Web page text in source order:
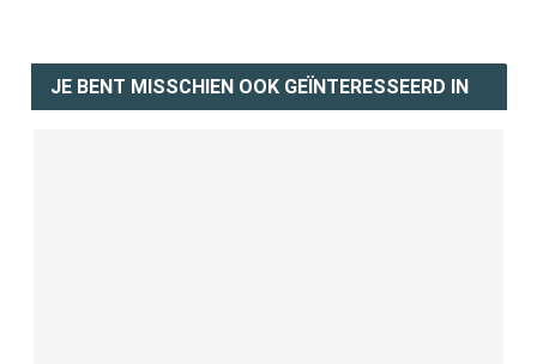
JE BENT MISSCHIEN OOK GEÏNTERESSEERD IN